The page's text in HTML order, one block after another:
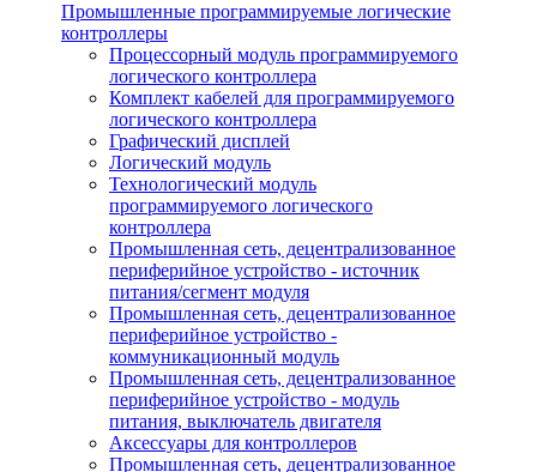
Промышленные программируемые логические
контроллеры
Процессорный модуль программируемого
логического контроллера
Комплект кабелей для программируемого
логического контроллера
Графический дисплей
Логический модуль
Технологический модуль
программируемого логического
контроллера
Промышленная сеть, децентрализованное
периферийное устройство - источник
питания/сегмент модуля
Промышленная сеть, децентрализованное
периферийное устройство -
коммуникационный модуль
Промышленная сеть, децентрализованное
периферийное устройство - модуль
питания, выключатель двигателя
Аксессуары для контроллеров
Промышленная сеть, децентрализованное